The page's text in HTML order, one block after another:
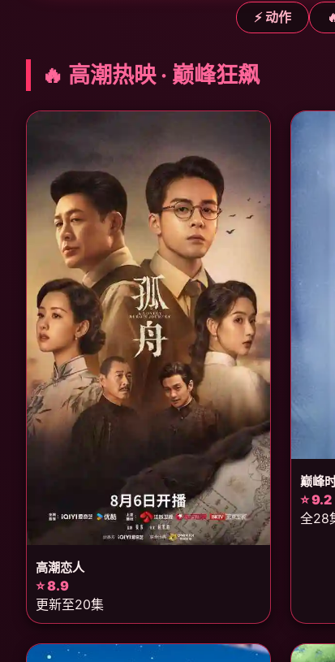
⚡ 动作
🔥 高潮热映 · 巅峰狂飙
高潮恋人
⭐ 8.9
更新至20集
巅峰
⭐ 9.2
全28